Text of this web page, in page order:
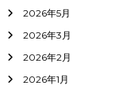
2026年5月
2026年3月
2026年2月
2026年1月